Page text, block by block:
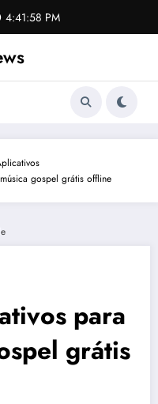
4:41:58 PM
gospel grátis offline
para
grátis